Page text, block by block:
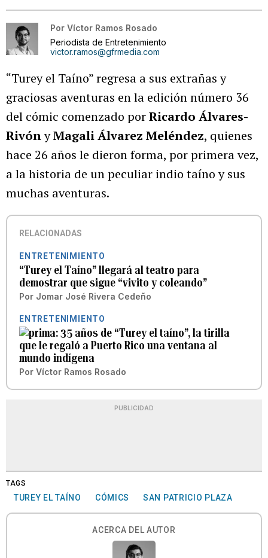
Por Víctor Ramos Rosado
Periodista de Entretenimiento
victor.ramos@gfrmedia.com
“Turey el Taíno” regresa a sus extrañas y
graciosas aventuras en la edición número 36
del cómic comenzado porRicardo Álvares-
RivónyMagali Álvarez Meléndez, quienes
hace 26 años le dieron forma, por primera vez,
a la historia de un peculiar indio taíno y sus
muchas aventuras.
RELACIONADAS
ENTRETENIMIENTO
“Turey el Taíno” llegará al teatro para
demostrar que sigue “vivito y coleando”
Por Jomar José Rivera Cedeño
ENTRETENIMIENTO
35 años de “Turey el taíno”, la tirilla
que le regaló a Puerto Rico una ventana al
mundo indígena
Por Víctor Ramos Rosado
PUBLICIDAD
TAGS
TUREY EL TAÍNO CÓMICS SAN PATRICIO PLAZA
ACERCA DEL AUTOR